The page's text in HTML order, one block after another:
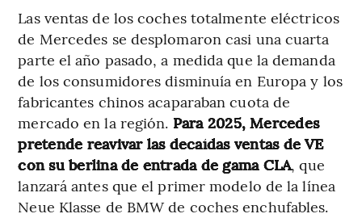
Las ventas de los coches totalmente eléctricos
de Mercedes se desplomaron casi una cuarta
parte el año pasado, a medida que la demanda
de los consumidores disminuía en Europa y los
fabricantes chinos acaparaban cuota de
mercado en la región. Para 2025, Mercedes
pretende reavivar las decaídas ventas de VE
con su berlina de entrada de gama CLA, que
lanzará antes que el primer modelo de la línea
Neue Klasse de BMW de coches enchufables.